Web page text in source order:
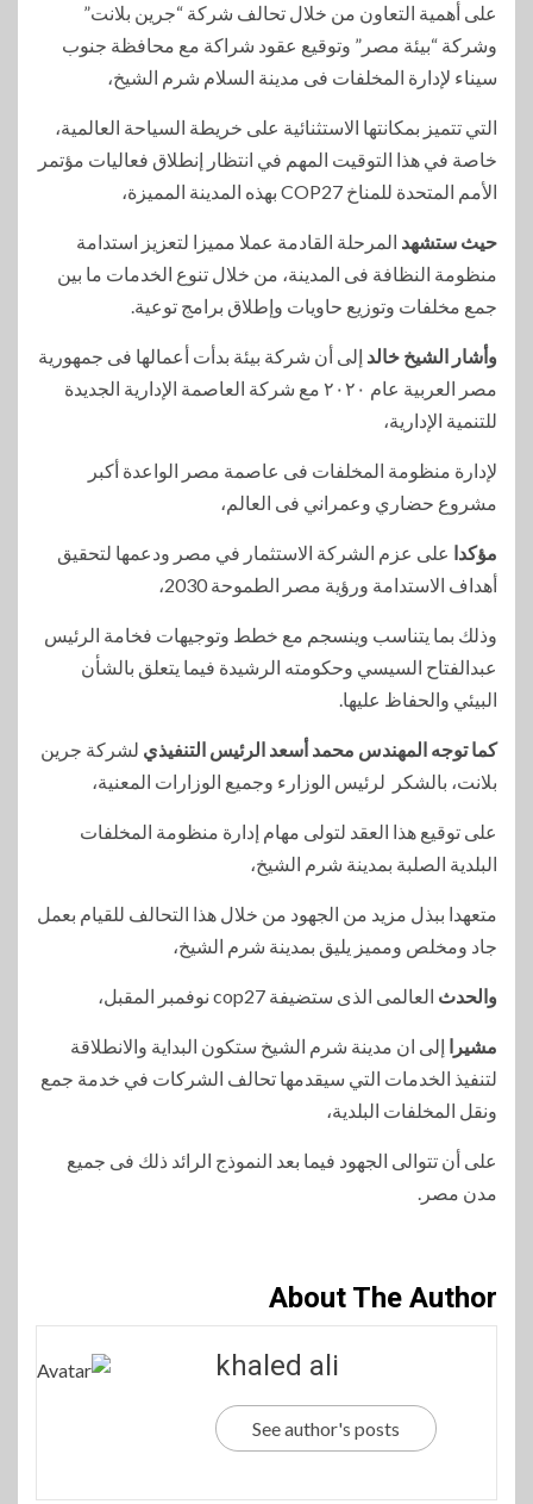
على أهمية التعاون من خلال تحالف شركة “جرين بلانت”
وشركة “بيئة مصر” وتوقيع عقود شراكة مع محافظة جنوب
سيناء لإدارة المخلفات فى مدينة السلام شرم الشيخ،
التي تتميز بمكانتها الاستثنائية على خريطة السياحة العالمية،
خاصة في هذا التوقيت المهم في انتظار إنطلاق فعاليات مؤتمر
الأمم المتحدة للمناخ COP27 بهذه المدينة المميزة،
حيث ستشهد المرحلة القادمة عملا مميزا لتعزيز استدامة
منظومة النظافة فى المدينة، من خلال تنوع الخدمات ما بين
جمع مخلفات وتوزيع حاويات وإطلاق برامج توعية.
وأشار الشيخ خالد إلى أن شركة بيئة بدأت أعمالها فى جمهورية
مصر العربية عام ٢٠٢٠ مع شركة العاصمة الإدارية الجديدة
للتنمية الإدارية،
لإدارة منظومة المخلفات فى عاصمة مصر الواعدة أكبر
مشروع حضاري وعمراني فى العالم،
مؤكدا على عزم الشركة الاستثمار في مصر ودعمها لتحقيق
أهداف الاستدامة ورؤية مصر الطموحة 2030،
وذلك بما يتناسب وينسجم مع خطط وتوجيهات فخامة الرئيس
عبدالفتاح السيسي وحكومته الرشيدة فيما يتعلق بالشأن
البيئي والحفاظ عليها.
كما توجه المهندس محمد أسعد الرئيس التنفيذي لشركة جرين
بلانت، بالشكر لرئيس الوزارء وجميع الوزارات المعنية،
على توقيع هذا العقد لتولى مهام إدارة منظومة المخلفات
البلدية الصلبة بمدينة شرم الشيخ،
متعهدا ببذل مزيد من الجهود من خلال هذا التحالف للقيام بعمل
جاد ومخلص ومميز يليق بمدينة شرم الشيخ،
والحدث العالمى الذى ستضيفة cop27 نوفمبر المقبل،
مشيرا إلى ان مدينة شرم الشيخ ستكون البداية والانطلاقة
لتنفيذ الخدمات التي سيقدمها تحالف الشركات في خدمة جمع
ونقل المخلفات البلدية،
على أن تتوالى الجهود فيما بعد النموذج الرائد ذلك فى جميع
مدن مصر.
About The Author
khaled ali
See author's posts